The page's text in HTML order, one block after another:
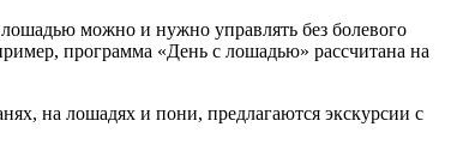
можно и нужно управлять без болевого
программа «День с лошадью» рассчитана на
на лошадях и пони, предлагаются экскурсии с